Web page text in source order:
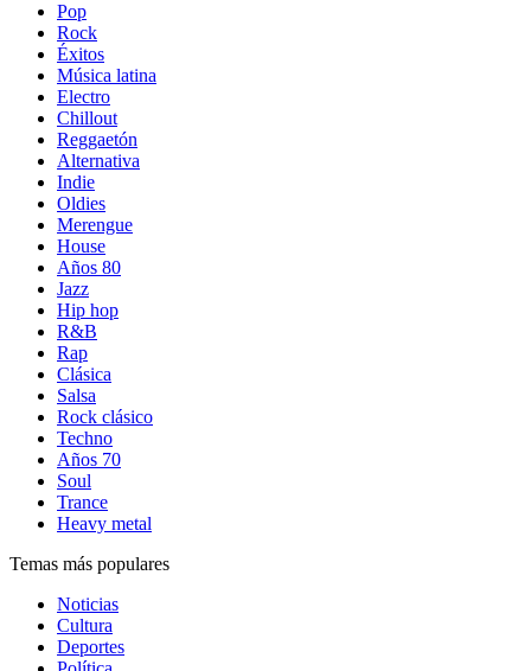
Pop
Rock
Éxitos
Música latina
Electro
Chillout
Reggaetón
Alternativa
Indie
Oldies
Merengue
House
Años 80
Jazz
Hip hop
R&B
Rap
Clásica
Salsa
Rock clásico
Techno
Años 70
Soul
Trance
Heavy metal
Temas más populares
Noticias
Cultura
Deportes